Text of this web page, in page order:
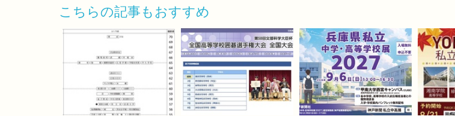
こちらの記事もおすすめ